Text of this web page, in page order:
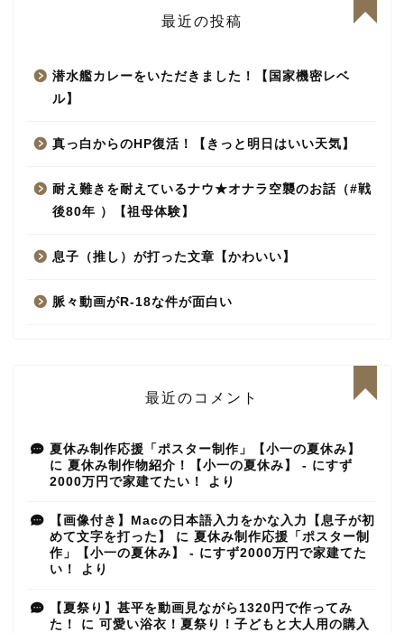
最近の投稿
潜水艦カレーをいただきました！【国家機密レベ
ル】
真っ白からのHP復活！【きっと明日はいい天気】
耐え難きを耐えているナウ★オナラ空襲のお話（#戦
後80年 ）【祖母体験】
息子（推し）が打った文章【かわいい】
脈々動画がR-18な件が面白い
最近のコメント
夏休み制作応援「ポスター制作」【小一の夏休み】
に 夏休み制作物紹介！【小一の夏休み】 - にすず
2000万円で家建てたい！
より
【画像付き】Macの日本語入力をかな入力【息子が初
めて文字を打った】
に 夏休み制作応援「ポスター制
作」【小一の夏休み】 - にすず2000万円で家建てた
い！
より
【夏祭り】甚平を動画見ながら1320円で作ってみ
た！
に 可愛い浴衣！夏祭り！子どもと大人用の購入